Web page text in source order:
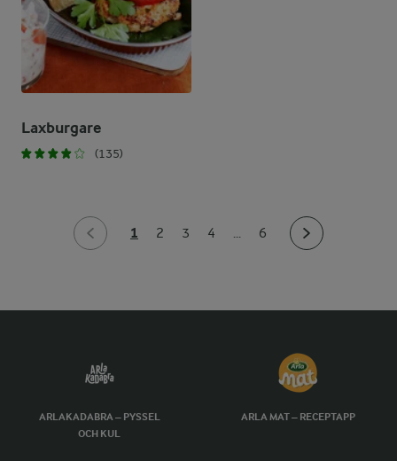
Laxburgare
(135)
1 2 3 4 ... 6
ARLAKADABRA – PYSSEL
OCH KUL
ARLA MAT – RECEPTAPP